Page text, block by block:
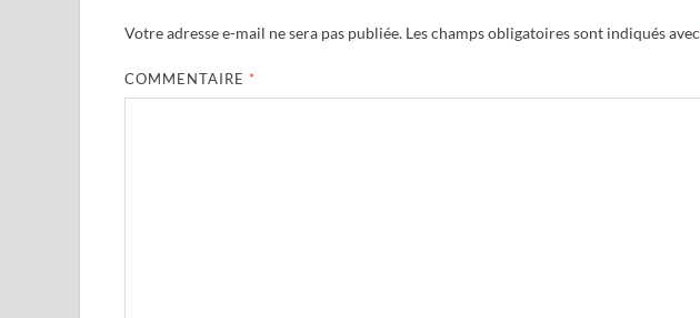
Votre adresse e-mail ne sera pas publiée. Les champs obligatoires sont indiqués avec
COMMENTAIRE *